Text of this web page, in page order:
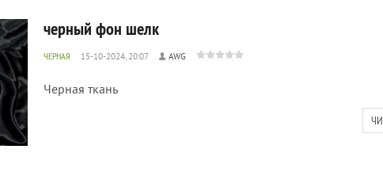
черный фон шелк
ЧЕРНАЯ 15-10-2024, 20:07 AWG
Черная ткань